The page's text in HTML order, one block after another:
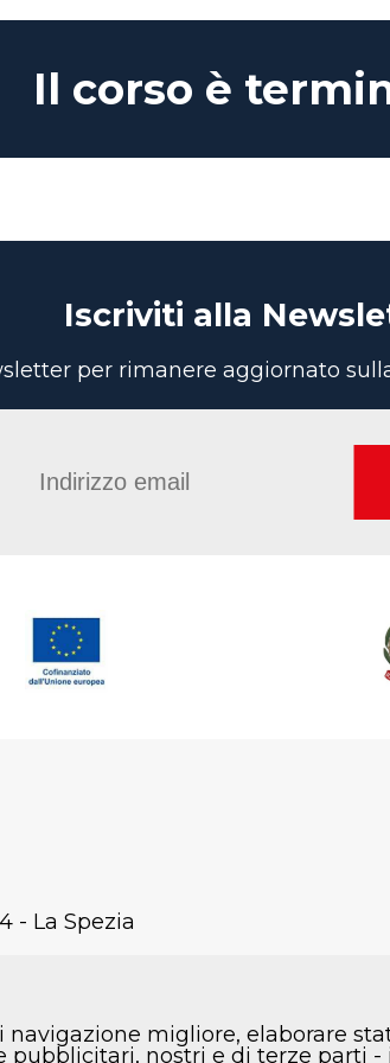
Il corso è
Iscriviti alla
per rimanere aggiornato
- La Spezia
18 - 19123 - La Spezia
navigazione migliore, elaborare
pubblicitari, nostri e di terze parti